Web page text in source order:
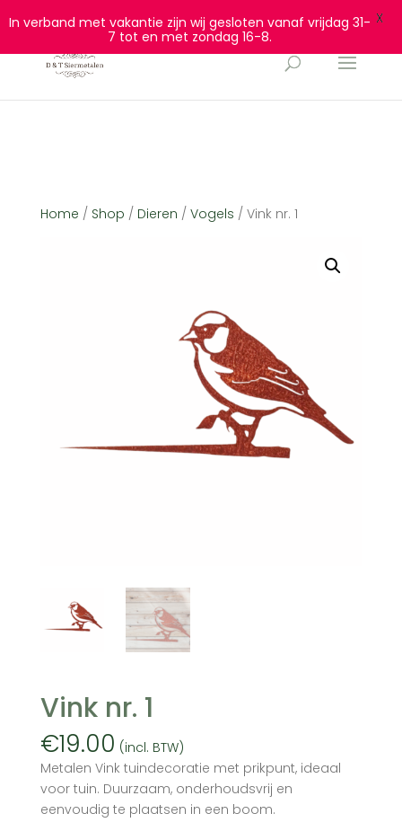
0628932940 info@dtsiermetalen.nl
Home / Shop / Dieren / Vogels / Vink nr. 1
Vink nr. 1
€19.00 (incl. BTW)
Metalen Vink tuindecoratie met prikpunt, ideaal
voor tuin. Duurzaam, onderhoudsvrij en
eenvoudig te plaatsen in een boom.
In verband met vakantie zijn wij gesloten vanaf vrijdag 31-
7 tot en met zondag 16-8.
X